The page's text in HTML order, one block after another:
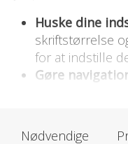
og Google Play